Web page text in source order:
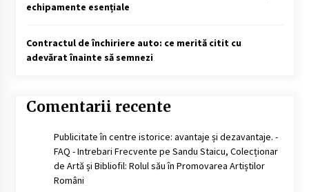
echipamente esențiale
Contractul de închiriere auto: ce merită citit cu
adevărat înainte să semnezi
Comentarii recente
Publicitate în centre istorice: avantaje și dezavantaje. -
FAQ - Intrebari Frecvente pe Sandu Staicu, Colecționar
de Artă și Bibliofil: Rolul său în Promovarea Artiștilor
Români